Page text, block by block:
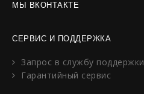
МЫ ВКОНТАКТЕ
СЕРВИС И ПОДДЕРЖКА
Запрос в службу поддержки
Гарантийный сервис